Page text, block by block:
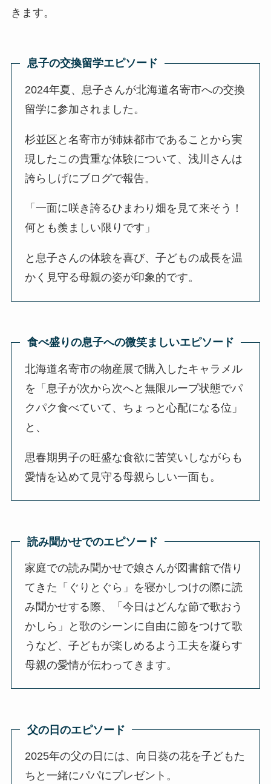
きます。
息子の交換留学エピソード
2024年夏、息子さんが北海道名寄市への交換
留学に参加されました。
杉並区と名寄市が姉妹都市であることから実
現したこの貴重な体験について、浅川さんは
誇らしげにブログで報告。
「一面に咲き誇るひまわり畑を見て来そう！
何とも羨ましい限りです」
と息子さんの体験を喜び、子どもの成長を温
かく見守る母親の姿が印象的です。
食べ盛りの息子への微笑ましいエピソード
北海道名寄市の物産展で購入したキャラメル
を「息子が次から次へと無限ループ状態でパ
クパク食べていて、ちょっと心配になる位」
と、
思春期男子の旺盛な食欲に苦笑いしながらも
愛情を込めて見守る母親らしい一面も。
読み聞かせでのエピソード
家庭での読み聞かせで娘さんが図書館で借り
てきた「ぐりとぐら」を寝かしつけの際に読
み聞かせする際、「今日はどんな節で歌おう
かしら」と歌のシーンに自由に節をつけて歌
うなど、子どもが楽しめるよう工夫を凝らす
母親の愛情が伝わってきます。
父の日のエピソード
2025年の父の日には、向日葵の花を子どもた
ちと一緒にパパにプレゼント。